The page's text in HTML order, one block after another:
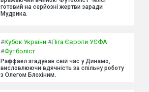
готовий на серйозні жертви заради
Мудрика.
#Кубок України #Ліга Європи УЄФА
#Футболіст
Раффаел згадував свій час у Динамо,
висловлюючи вдячність за спільну роботу
з Олегом Блохіним.